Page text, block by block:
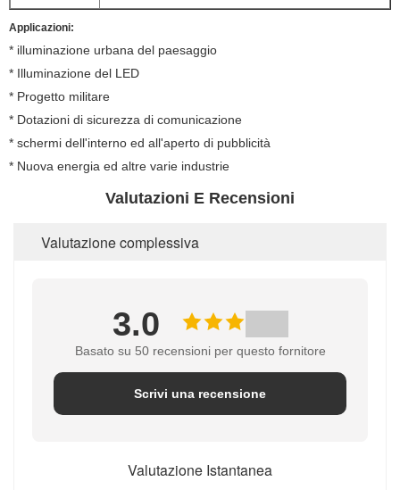
Applicazioni:
* illuminazione urbana del paesaggio
* Illuminazione del LED
* Progetto militare
* Dotazioni di sicurezza di comunicazione
* schermi dell'interno ed all'aperto di pubblicità
* Nuova energia ed altre varie industrie
Valutazioni E Recensioni
Valutazione complessiva
3.0
Basato su 50 recensioni per questo fornitore
Scrivi una recensione
Valutazione Istantanea